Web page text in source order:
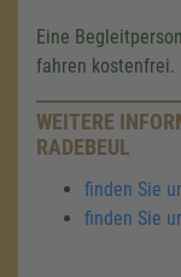
Eine
fahren kostenfrei.
WEITERE
RADEBEUL
finden Sie
finden Sie